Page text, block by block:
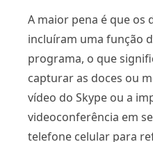
A maior pena é que os
incluíram uma função
programa, o que
capturar as doces ou
vídeo do Skype ou a
videoconferência em
telefone celular para